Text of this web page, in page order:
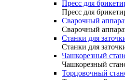
Пресс для
Пресс для
Сварочный
Сварочный
Станки для
Станки для
Чашкорезный
Чашкорезный
Торцовочный